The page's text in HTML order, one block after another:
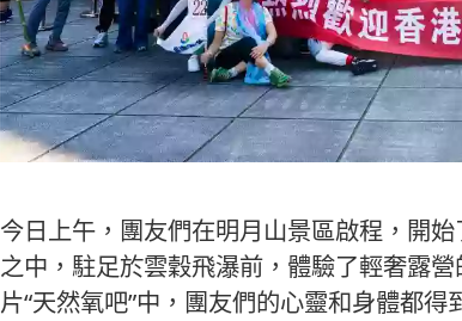
今日上午，團友們在明月山景區啟程，開
之中，駐足於雲穀飛瀑前，體驗了輕奢露
片“天然氧吧”中，團友們的心靈和身體都